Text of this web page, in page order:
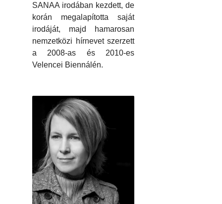
SANAA irodában kezdett, de
korán megalapította saját
irodáját, majd hamarosan
nemzetközi hírnevet szerzett
a 2008-as és 2010-es
Velencei Biennálén.